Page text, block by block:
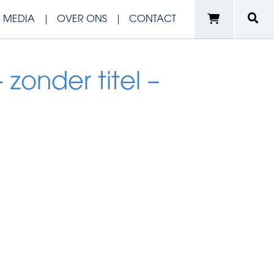
MEDIA OVER ONS CONTACT
zonder titel –